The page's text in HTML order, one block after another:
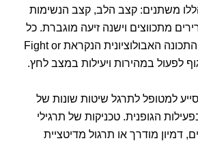
משתנים: קצב הלב, קצב הנשימות
מתכווצים וישנה זיעה מוגברת. כל
אלו הם מאפיינים של התכונה האבולוציונית הנקראת Fight or
למטופל לתרגל שיטות שונות של
הגופנית. טכניקות של תרגילי
דמיון מודרך או תרגול מדיטציית